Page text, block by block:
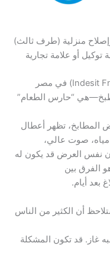
منزلية (طرف ثالث)
أو علامة تجارية
“حارس الطعام”
المطابخ، تظهر أعطال
مياه، صوت عالي،
أن نفس العرض قد يكون له
الفرق بين
بعد أيام.
أن الكثير من الناس
غاز. قد تكون المشكلة